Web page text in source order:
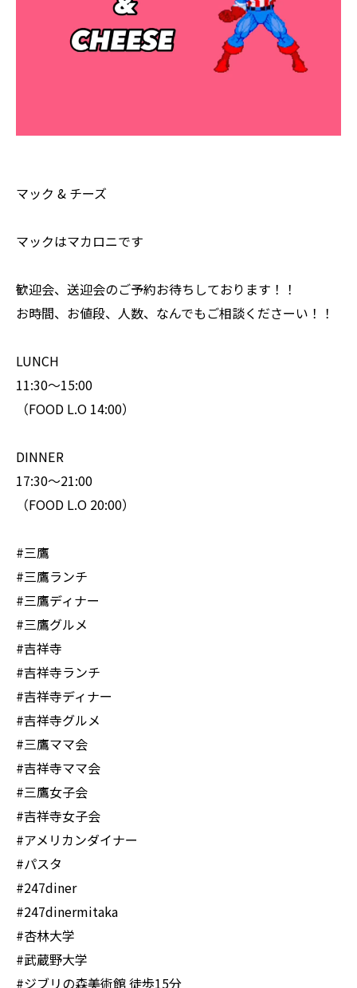
マック & チーズ
マックはマカロニです
歓迎会、送迎会のご予約お待ちしております！！
お時間、お値段、人数、なんでもご相談くださーい！！
LUNCH
11:30〜15:00
（FOOD L.O 14:00）
DINNER
17:30〜21:00
（FOOD L.O 20:00）
#三鷹
#三鷹ランチ
#三鷹ディナー
#三鷹グルメ
#吉祥寺
#吉祥寺ランチ
#吉祥寺ディナー
#吉祥寺グルメ
#三鷹ママ会
#吉祥寺ママ会
#三鷹女子会
#吉祥寺女子会
#アメリカンダイナー
#パスタ
#247diner
#247dinermitaka
#杏林大学
#武蔵野大学
#ジブリの森美術館 徒歩15分